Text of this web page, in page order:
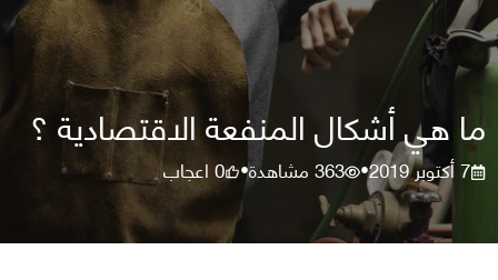
ما هي أشكال المنفعة الاقتصادية ؟
7 أكتوبر 2019 •
363مشاهدة•
0اعجاب